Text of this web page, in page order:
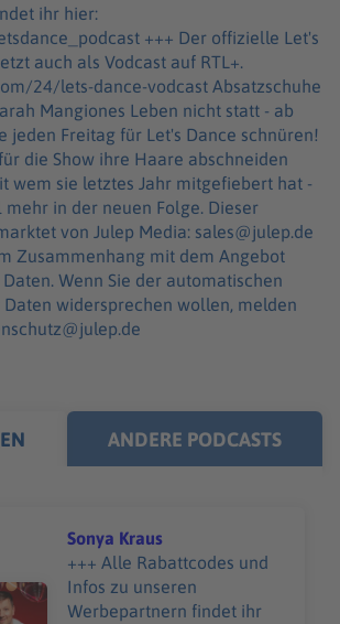
ihr hier:
+++ Der offizielle Let's
auch als Vodcast auf RTL+.
dance-vodcast Absatzschuhe
Mangiones Leben nicht statt - ab
jeden Freitag für Let's Dance schnüren!
die Show ihre Haare abschneiden
wem sie letztes Jahr mitgefiebert hat -
in der neuen Folge. Dieser
von Julep Media: sales@julep.de
Zusammenhang mit dem Angebot
Wenn Sie der automatischen
widersprechen wollen, melden
ANDERE PODCASTS
Kraus
Sonya Kraus
+++ Alle Rabattcodes und
Infos zu unseren
Werbepartnern findet ihr